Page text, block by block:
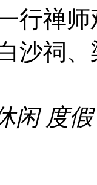
行禅
沙祠
闲 度假